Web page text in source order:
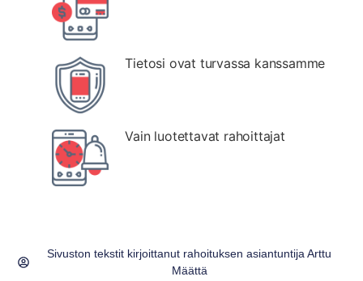
Tietosi ovat turvassa kanssamme
Vain luotettavat rahoittajat
Sivuston tekstit kirjoittanut rahoituksen asiantuntija Arttu
Määttä